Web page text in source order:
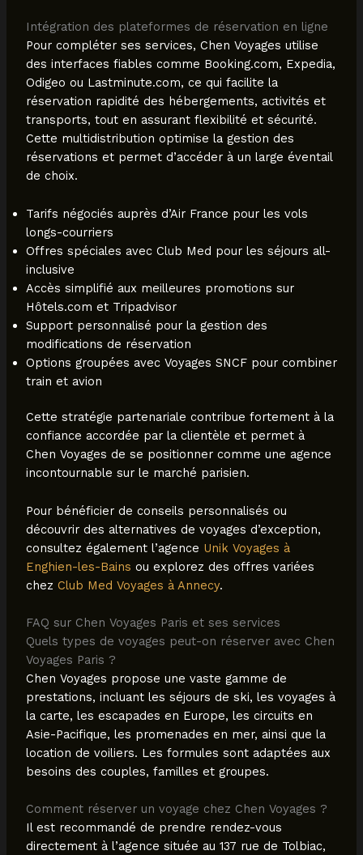
Intégration des plateformes de réservation en ligne
Pour compléter ses services, Chen Voyages utilise
des interfaces fiables comme Booking.com, Expedia,
Odigeo ou Lastminute.com, ce qui facilite la
réservation rapidité des hébergements, activités et
transports, tout en assurant flexibilité et sécurité.
Cette multidistribution optimise la gestion des
réservations et permet d’accéder à un large éventail
de choix.
Tarifs négociés auprès d’Air France pour les vols
longs-courriers
Offres spéciales avec Club Med pour les séjours all-
inclusive
Accès simplifié aux meilleures promotions sur
Hôtels.com et Tripadvisor
Support personnalisé pour la gestion des
modifications de réservation
Options groupées avec Voyages SNCF pour combiner
train et avion
Cette stratégie partenariale contribue fortement à la
confiance accordée par la clientèle et permet à
Chen Voyages de se positionner comme une agence
incontournable sur le marché parisien.
Pour bénéficier de conseils personnalisés ou
découvrir des alternatives de voyages d’exception,
consultez également l’agence Unik Voyages à
Enghien-les-Bains ou explorez des offres variées
chez Club Med Voyages à Annecy.
FAQ sur Chen Voyages Paris et ses services
Quels types de voyages peut-on réserver avec Chen
Voyages Paris ?
Chen Voyages propose une vaste gamme de
prestations, incluant les séjours de ski, les voyages à
la carte, les escapades en Europe, les circuits en
Asie-Pacifique, les promenades en mer, ainsi que la
location de voiliers. Les formules sont adaptées aux
besoins des couples, familles et groupes.
Comment réserver un voyage chez Chen Voyages ?
Il est recommandé de prendre rendez-vous
directement à l’agence située au 137 rue de Tolbiac,